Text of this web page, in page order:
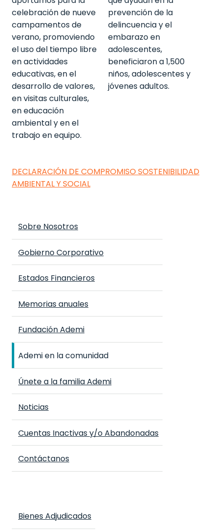
celebración de nueve
campamentos de
verano, promoviendo
el uso del tiempo libre
en actividades
educativas, en el
desarrollo de valores,
en visitas culturales,
en educación
ambiental y en el
trabajo en equipo.
prevención de la
delincuencia y el
embarazo en
adolescentes,
beneficiaron a 1,500
niños, adolescentes y
jóvenes adultos.
DECLARACIÓN DE COMPROMISO SOSTENIBILIDAD
AMBIENTAL Y SOCIAL
Sobre Nosotros
Gobierno Corporativo
Estados Financieros
Memorias anuales
Fundación Ademi
Ademi en la comunidad
Únete a la familia Ademi
Noticias
Cuentas Inactivas y/o Abandonadas
Contáctanos
Bienes Adjudicados